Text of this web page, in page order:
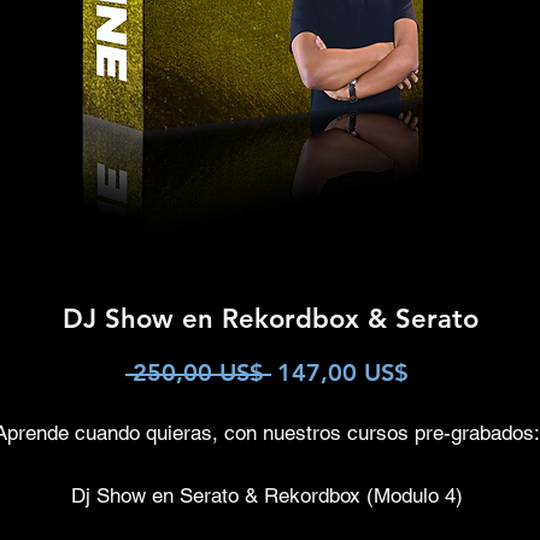
DJ Show en Rekordbox & Serato
250,00 US$ Precio
147,00 US$
oferta
cuando quieras, con nuestros cursos pre-
Dj Show en Serato & Rekordbox (Modulo 4)